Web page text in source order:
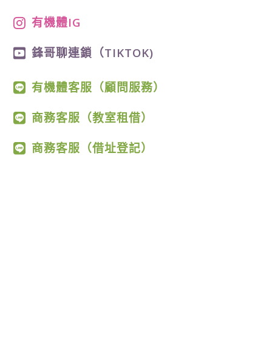
有機體IG
鋒哥聊連鎖（TIKTOK)
有機體客服（顧問服務）
商務客服（教室租借）
商務客服（借址登記）